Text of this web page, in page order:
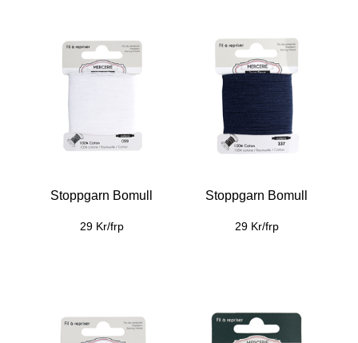
Stoppgarn Bomull
29 Kr/frp
Stoppgarn Bomull
29 Kr/frp